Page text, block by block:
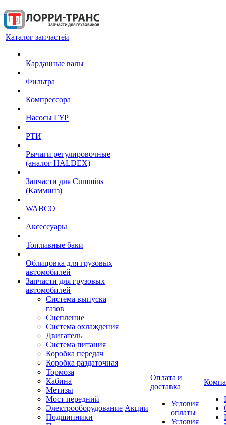
Каталог запчастей
Карданные валы
Фильтра
Компрессора
Насосы ГУР
РТИ
Рычаги регулировочные
(аналог HALDEX)
Запчасти для Cummins
(Камминз)
WABCO
Аксессуары
Топливные баки
Облицовка для грузовых
автомобилей
Запчасти для грузовых
автомобилей
Система выпуска
газов
Сцепление
Система охлаждения
Двигатель
Система питания
Коробка передач
Коробка раздаточная
Тормоза
Кабина
Метизы
Мост передний
Электрооборудование
Подшипники
Акции
Оплата и
доставка
Условия
оплаты
Условия